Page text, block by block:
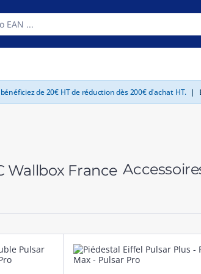
de 20€ HT de réduction dès 200€ d'achat HT. |